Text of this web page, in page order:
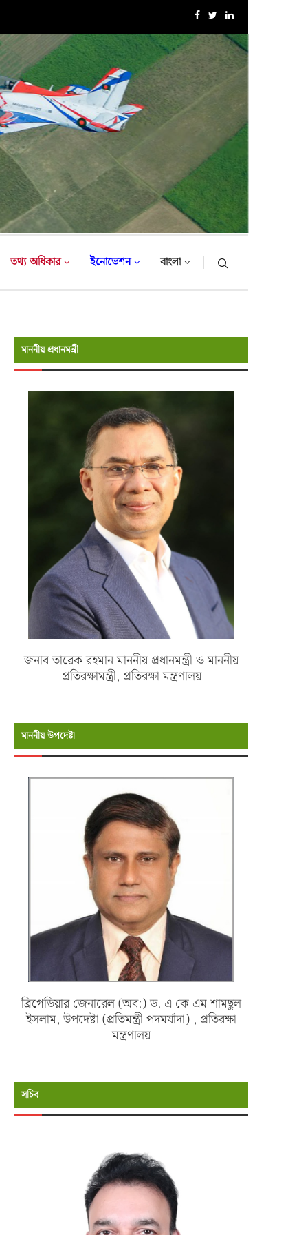
এক্সারসাইজ টাইগার লাইটনিং-২০২৬ এর উদ্বোধনী অনুষ্ঠান
তথ্য অধিকার ইনোভেশন বাংলা
মাননীয় প্রধানমন্রী
জনাব তারেক রহমান মাননীয় প্রধানমন্ত্রী ও মাননীয়
প্রতিরক্ষামন্ত্রী, প্রতিরক্ষা মন্ত্রণালয়
মাননীয় উপদেষ্টা
ব্রিগেডিয়ার জেনারেল (অব:) ড. এ কে এম শামছুল
ইসলাম, উপদেষ্টা (প্রতিমন্ত্রী পদমর্যাদা) , প্রতিরক্ষা
মন্ত্রণালয়
সচিব